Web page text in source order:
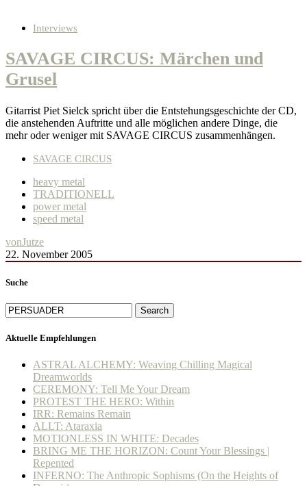
Interviews
SAVAGE CIRCUS: Märchen und
Grusel
Gitarrist Piet Sielck spricht über die Entstehungsgeschichte der CD,
die anstehenden Auftritte und alle möglichen andere Dinge, die
mehr oder weniger mit SAVAGE CIRCUS zusammenhängen.
SAVAGE CIRCUS
heavy metal
TRADITIONELL
power metal
speed metal
vonJutze
22. November 2005
Suche
Search
Aktuelle Empfehlungen
ASTRAL ALCHEMY: Weaving Chilling Magical
Dreamworlds
CEREMONY: Tell Me Your Dream
PROTEST THE HERO: Within
IRR: Remains Remain
ALLT: Ataraxia
MOTIONLESS IN WHITE: Decades
BRING ME THE HORIZON: Count Your Blessings |
Repented
INFERNO: The Anthropic Sophisms (On the Heights of